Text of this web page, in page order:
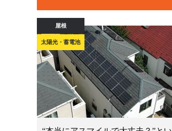
屋根
太陽光・蓄電池